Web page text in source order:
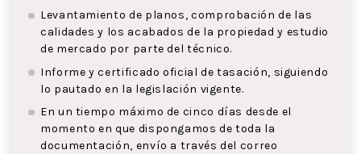
Levantamiento de planos, comprobación de las
calidades y los acabados de la propiedad y estudio
de mercado por parte del técnico.
Informe y certificado oficial de tasación, siguiendo
lo pautado en la legislación vigente.
En un tiempo máximo de cinco días desde el
momento en que dispongamos de toda la
documentación, envío a través del correo